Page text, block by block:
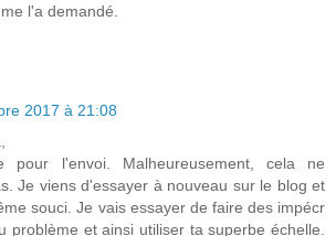
l'a demandé.
2017 à 21:08
pour l'envoi. Malheureusement, cela ne
Je viens d'essayer à nouveau sur le blog et
souci. Je vais essayer de faire des impécr
problème et ainsi utiliser ta superbe échelle.